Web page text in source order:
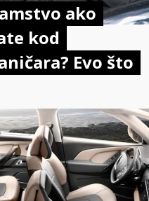
ako
kod
Evo što